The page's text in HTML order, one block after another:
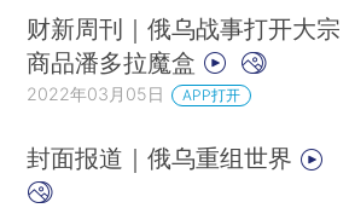
财新周刊｜俄乌战事打开大宗
商品潘多拉魔盒
2022年03月05日 APP打开
封面报道｜俄乌重组世界